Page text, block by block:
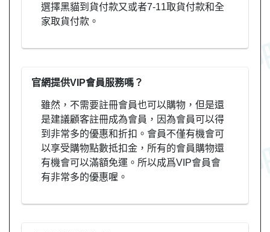
選擇黑貓到貨付款又或者7-11取貨付款和全
家取貨付款。
官網提供VIP會員服務嗎？
雖然，不需要註冊會員也可以購物，但是還
是建議顧客註冊成為會員，因為會員可以得
到非常多的優惠和折扣。會員不僅有機會可
以享受購物點數抵扣金，所有的會員購物還
有機會可以滿額免運。所以成爲VIP會員會
有非常多的優惠喔。